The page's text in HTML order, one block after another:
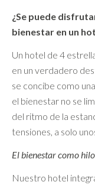
¿Se puede
bienestar en un
Un hotel de 4
en un verdadero
se concibe como
el bienestar no se
del ritmo de la
tensiones, a solo
El bienestar como
Nuestro hotel